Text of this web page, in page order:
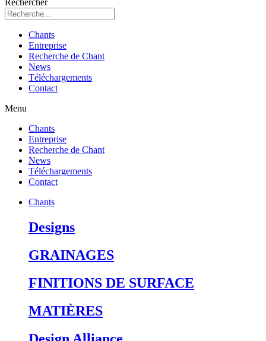
Rechercher
Chants
Entreprise
Recherche de Chant
News
Téléchargements
Contact
Menu
Chants
Entreprise
Recherche de Chant
News
Téléchargements
Contact
Chants
Designs
GRAINAGES
FINITIONS DE SURFACE
MATIÈRES